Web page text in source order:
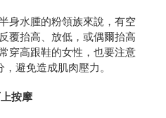
身水腫的粉領族來說，有空
覆抬高、放低，或偶爾抬高
穿高跟鞋的女性，也要注意
避免造成肌肉壓力。
按摩